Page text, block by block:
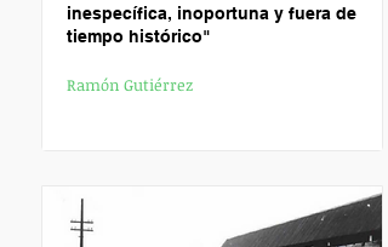
inespecífica, inoportuna y fuera de
tiempo histórico"
Ramón Gutiérrez